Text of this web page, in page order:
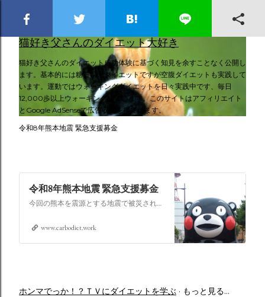
スキップしてメイン コンテンツに移動
猫好き父さんのダイエット大好き
猫好き父さんのダイエット成功体験に基づく知見を余すことなく公開し
ます。基本的には糖質制限ダイエットですが空腹ダイエットも実践して
います。運動ではウォーキングダイエットを日々実践中です、毎日
12,000歩以上ウォーキングしています。このサイトはアフィリエイト
とGoogle AdSenseで広告収入を得ています。
令和8年熊本地震 緊急支援募金
令和8年熊本地震 緊急支援募金
今回の熊本を震源とする地震で被災された皆さままだまだ余震も続き大変な時間を過ごされていると思います。心よりお見舞い申し上げます
www.carbodiet.work
ホンマでっか！？ＴＶにダイエットを学ぶ もっと見る…